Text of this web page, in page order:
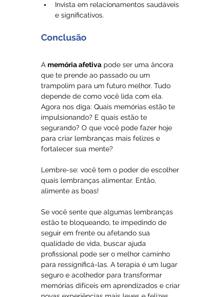
Invista em relacionamentos saudáveis
e significativos.
Conclusão
A memória afetiva pode ser uma âncora
que te prende ao passado ou um
trampolim para um futuro melhor. Tudo
depende de como você lida com ela.
Agora nos diga: Quais memórias estão te
impulsionando? E quais estão te
segurando? O que você pode fazer hoje
para criar lembranças mais felizes e
fortalecer sua mente?
Lembre-se: você tem o poder de escolher
quais lembranças alimentar. Então,
alimente as boas!
Se você sente que algumas lembranças
estão te bloqueando, te impedindo de
seguir em frente ou afetando sua
qualidade de vida, buscar ajuda
profissional pode ser o melhor caminho
para ressignificá-las. A terapia é um lugar
seguro e acolhedor para transformar
memórias difíceis em aprendizados e criar